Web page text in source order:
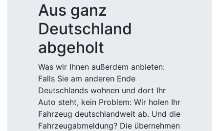
Aus ganz
Deutschland
abgeholt
Was wir Ihnen außerdem anbieten:
Falls Sie am anderen Ende
Deutschlands wohnen und dort Ihr
Auto steht, kein Problem: Wir holen Ihr
Fahrzeug deutschlandweit ab. Und die
Fahrzeugabmeldung? Die übernehmen